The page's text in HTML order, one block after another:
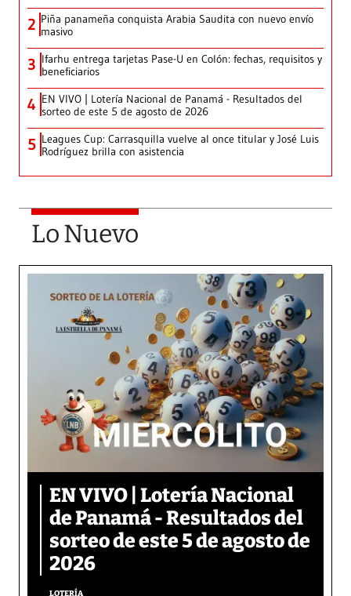
2 Piña panameña conquista Arabia Saudita con nuevo envío
masivo
3 Ifarhu entrega tarjetas Pase-U en Colón: fechas, requisitos y
beneficiarios
4 EN VIVO | Lotería Nacional de Panamá - Resultados del
sorteo de este 5 de agosto de 2026
5 Leagues Cup: Carrasquilla vuelve al once titular y José Luis
Rodríguez brilla con asistencia
Lo Nuevo
EN VIVO | Lotería Nacional
de Panamá - Resultados del
sorteo de este 5 de agosto de
2026
LOTERÍA